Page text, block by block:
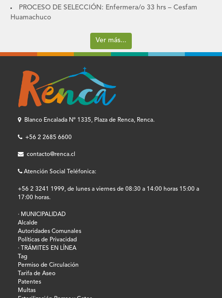
PROCESO DE SELECCIÓN: Enfermera/o 33 hrs – Cesfam
Huamachuco
Ver más...
Blanco Encalada Nº 1335, Plaza de Renca, Renca.
+56 2 2685 6600
contacto@renca.cl
Atención Social Teléfonica:
+56 2 3241 1999, de lunes a viernes de 08:30 a 14:00 horas 15:00 a
17:00 horas.
· MUNICIPALIDAD
Alcalde
Autoridades Comunales
Políticas de Privacidad
· TRÁMITES EN LÍNEA
Tag
Permiso de Circulación
Tarifa de Aseo
Patentes
Multas